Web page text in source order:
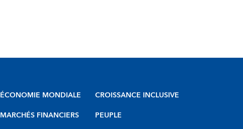
ÉCONOMIE MONDIALE
MARCHÉS FINANCIERS
CROISSANCE INCLUSIVE
PEUPLE